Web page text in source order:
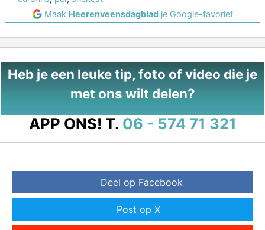
Maak Heerenveensdagbladje Google-favoriet
Heb je een leuke tip, foto of video die je
met ons wilt delen?
APP ONS! T. 06 - 574 71 321
Deel op Facebook
Post op X